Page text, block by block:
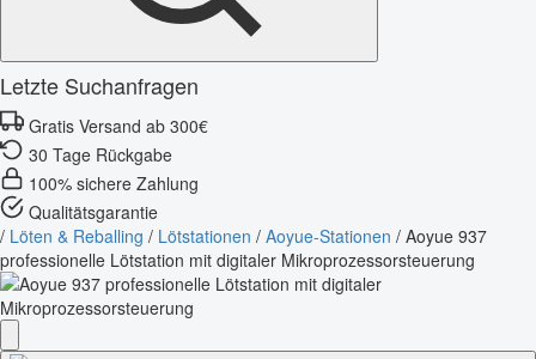
Letzte Suchanfragen
Gratis Versand ab 300€
30 Tage Rückgabe
100% sichere Zahlung
Qualitätsgarantie
/ Löten & Reballing / Lötstationen / Aoyue-Stationen / Aoyue 937
professionelle Lötstation mit digitaler Mikroprozessorsteuerung